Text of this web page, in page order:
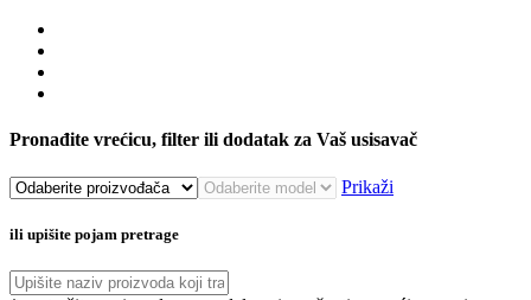
Pronađite vrećicu, filter ili dodatak za Vaš usisavač
Prikaži
ili upišite pojam pretrage